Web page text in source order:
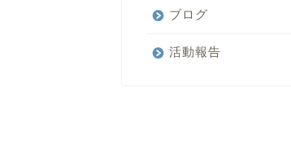
ブログ
活動報告